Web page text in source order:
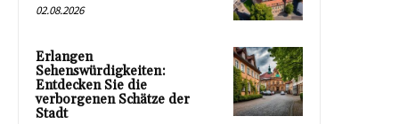
02.08.2026
Erlangen
Sehenswürdigkeiten:
Entdecken Sie die
verborgenen Schätze der
Stadt